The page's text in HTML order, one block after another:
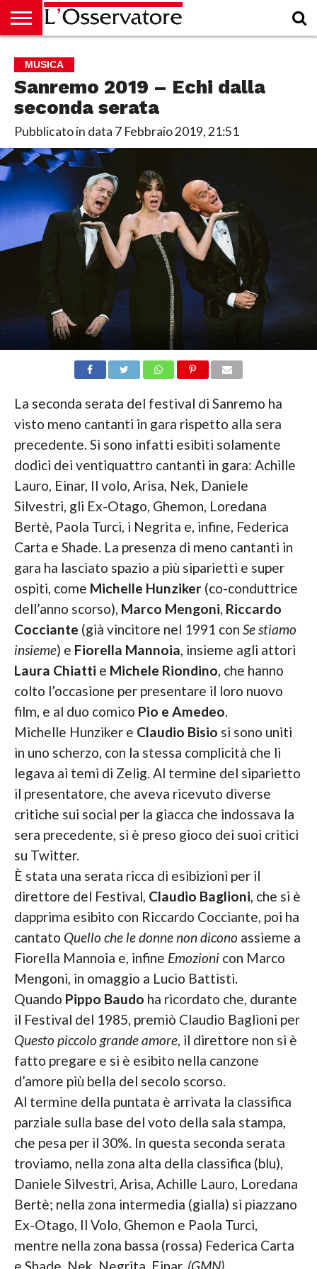
CULTURA
ECONOMIA
RUBRICHE
ARCHIVIO
PODCAST
ABBONAMENTO
CHI
SIAMO
ACCEDI
MUSICA
Sanremo 2019 – Echi dalla
seconda serata
Pubblicato in data 7 Febbraio 2019, 21:51
La seconda serata del festival di Sanremo ha
visto meno cantanti in gara rispetto alla sera
precedente. Si sono infatti esibiti solamente
dodici dei ventiquattro cantanti in gara: Achille
Lauro, Einar, Il volo, Arisa, Nek, Daniele
Silvestri, gli Ex-Otago, Ghemon, Loredana
Bertè, Paola Turci, i Negrita e, infine, Federica
Carta e Shade. La presenza di meno cantanti in
gara ha lasciato spazio a più siparietti e super
ospiti, come Michelle Hunziker(co-conduttrice
dell’anno scorso), Marco Mengoni, Riccardo
Cocciante (già vincitore nel 1991 con Se stiamo
insieme) e Fiorella Mannoia, insieme agli attori
Laura Chiatti e Michele Riondino, che hanno
colto l’occasione per presentare il loro nuovo
film, e al duo comico Pio e Amedeo.
Michelle Hunziker e Claudio Bisio si sono uniti
in uno scherzo, con la stessa complicità che li
legava ai temi di Zelig. Al termine del siparietto
il presentatore, che aveva ricevuto diverse
critiche sui social per la giacca che indossava la
sera precedente, si è preso gioco dei suoi critici
su Twitter.
È stata una serata ricca di esibizioni per il
direttore del Festival, Claudio Baglioni, che si è
dapprima esibito con Riccardo Cocciante, poi ha
cantato Quello che le donne non dicono assieme a
Fiorella Mannoia e, infine Emozionicon Marco
Mengoni, in omaggio a Lucio Battisti.
Quando Pippo Baudo ha ricordato che, durante
il Festival del 1985, premiò Claudio Baglioni per
Questo piccolo grande amore, il direttore non si è
fatto pregare e si è esibito nella canzone
d’amore più bella del secolo scorso.
Al termine della puntata è arrivata la classifica
parziale sulla base del voto della sala stampa,
che pesa per il 30%. In questa seconda serata
troviamo, nella zona alta della classifica (blu),
Daniele Silvestri, Arisa, Achille Lauro, Loredana
Bertè; nella zona intermedia (gialla) si piazzano
Ex-Otago, Il Volo, Ghemon e Paola Turci,
mentre nella zona bassa (rossa) Federica Carta